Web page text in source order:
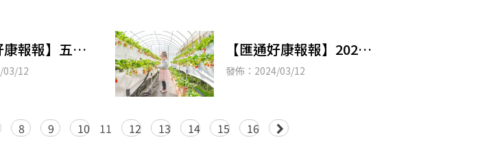
康報報】五大
卡換好禮！
03/12
【匯通好康報報】2024
內湖草莓季開跑囉，一
發佈：2024/03/12
8 9 10 11 12 13 14 15 16